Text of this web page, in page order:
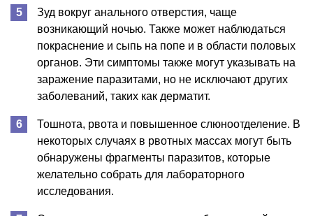
Зуд вокруг анального отверстия, чаще
возникающий ночью. Также может наблюдаться
покраснение и сыпь на попе и в области половых
органов. Эти симптомы также могут указывать на
заражение паразитами, но не исключают других
заболеваний, таких как дерматит.
Тошнота, рвота и повышенное слюноотделение. В
некоторых случаях в рвотных массах могут быть
обнаружены фрагменты паразитов, которые
желательно собрать для лабораторного
исследования.